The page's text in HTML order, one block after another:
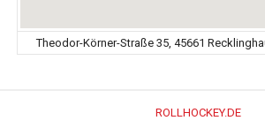
Theodor-Körner-Straße 35, 45661
ROLLHOCKEY.DE